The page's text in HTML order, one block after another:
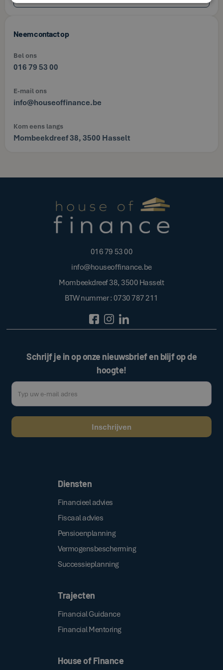
Neem contact op
Bel ons
016 79 53 00
E-mail ons
info@houseoffinance.be
Kom eens langs
Mombeekdreef 38, 3500 Hasselt
016 79 53 00
info@houseoffinance.be
Mombeekdreef 38, 3500 Hasselt
BTW nummer : 0730 787 211
Schrijf je in op onze nieuwsbrief en blijf op de
hoogte!
Diensten
Financieel advies
Fiscaal advies
Pensioenplanning
Vermogensbescherming
Successieplanning
Trajecten
Financial Guidance
Financial Mentoring
House of Finance